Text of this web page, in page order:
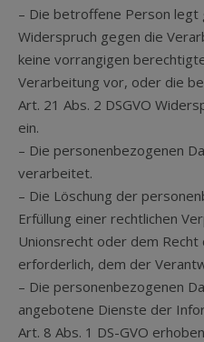
– Die betroffene Person legt
Widerspruch gegen die
keine vorrangigen
Verarbeitung vor, oder die
Art. 21 Abs. 2 DSGVO
ein.
– Die personenbezogenen
verarbeitet.
– Die Löschung der
Erfüllung einer rechtlichen
Unionsrecht oder dem
erforderlich, dem der
– Die personenbezogenen
angebotene Dienste der
Art. 8 Abs. 1 DS-GVO